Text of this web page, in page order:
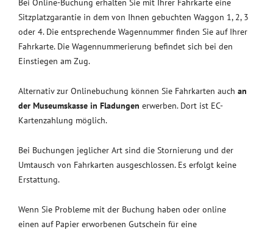
Bei Online-Buchung erhalten Sie mit Ihrer Fahrkarte eine
Sitzplatzgarantie in dem von Ihnen gebuchten Waggon 1, 2, 3
oder 4. Die entsprechende Wagennummer finden Sie auf Ihrer
Fahrkarte. Die Wagennummerierung befindet sich bei den
Einstiegen am Zug.
Alternativ zur Onlinebuchung können Sie Fahrkarten auch an
der Museumskasse in Fladungen erwerben. Dort ist EC-
Kartenzahlung möglich.
Bei Buchungen jeglicher Art sind die Stornierung und der
Umtausch von Fahrkarten ausgeschlossen. Es erfolgt keine
Erstattung.
Wenn Sie Probleme mit der Buchung haben oder online
einen auf Papier erworbenen Gutschein für eine